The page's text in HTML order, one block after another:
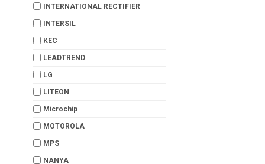
INTERNATIONAL RECTIFIER
INTERSIL
KEC
LEADTREND
LG
LITEON
Microchip
MOTOROLA
MPS
NANYA